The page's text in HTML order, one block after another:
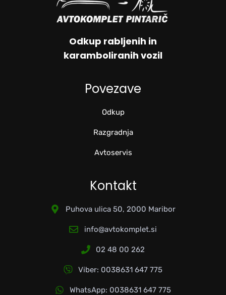
Odkup rabljenih in
karamboliranih vozil
Povezave
Odkup
Razgradnja
Avtoservis
Kontakt
Puhova ulica 50, 2000 Maribor
info@avtokomplet.si
02 48 00 262
Viber: 0038631 647 775
WhatsApp: 0038631 647 775